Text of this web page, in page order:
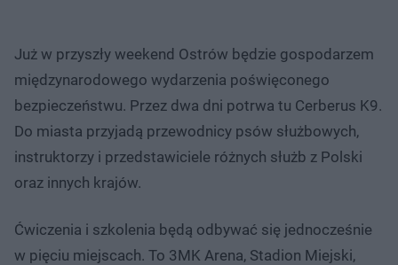
Już w przyszły weekend Ostrów będzie gospodarzem
międzynarodowego wydarzenia poświęconego
bezpieczeństwu. Przez dwa dni potrwa tu Cerberus K9.
Do miasta przyjadą przewodnicy psów służbowych,
instruktorzy i przedstawiciele różnych służb z Polski
oraz innych krajów.
Ćwiczenia i szkolenia będą odbywać się jednocześnie
w pięciu miejscach. To 3MK Arena, Stadion Miejski,